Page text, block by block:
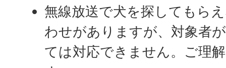
無線放送で犬を探してもら
わせがありますが、対象者
ては対応できません。ご理